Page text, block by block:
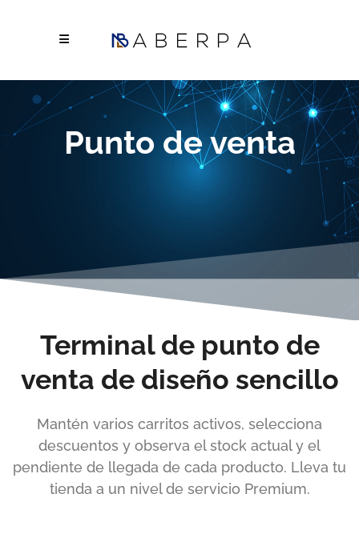
Punto de venta
Terminal de punto de
venta de diseño sencillo
Mantén varios carritos activos, selecciona
descuentos y observa el stock actual y el
pendiente de llegada de cada producto. Lleva tu
tienda a un nivel de servicio Premium.